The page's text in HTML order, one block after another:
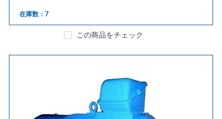
在庫数：7
この商品をチェック